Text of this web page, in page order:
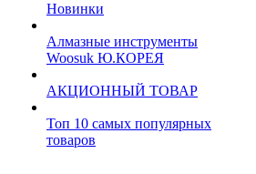
Новинки
Алмазные инструменты
Woosuk Ю.КОРЕЯ
АКЦИОННЫЙ ТОВАР
Топ 10 самых популярных
товаров